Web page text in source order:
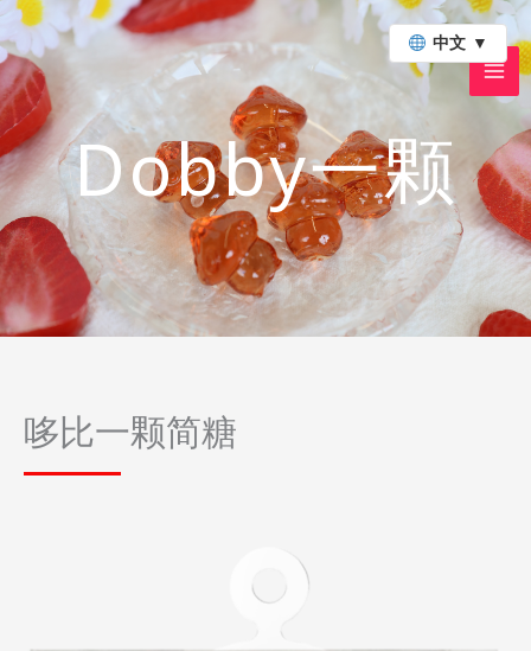
中文 ▼
跳
至
内
容
Dobby一颗
哆比一颗简糖